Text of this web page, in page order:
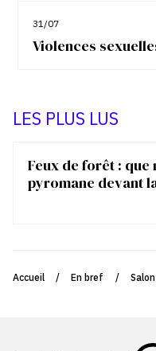
31/07
Violences
LES PLUS LUS
Feux de forêt : que
pyromane devant
Accueil / En bref /